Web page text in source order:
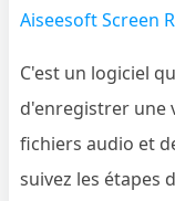
Aiseesoft Screen
C'est un logiciel
d'enregistrer une
fichiers audio et
suivez les étapes